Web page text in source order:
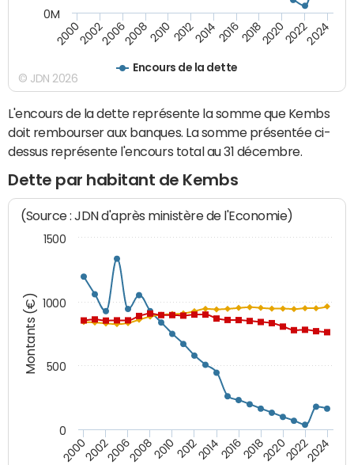
Encours de la dette
20002002200620082010 2012201420162018202020222024
0M
© JDN 2026
L'encours de la dette représente la somme que Kembs
doit rembourser aux banques. La somme présentée ci-
dessus représente l'encours total au 31 décembre.
Dette par habitant de Kembs
Montants (€)
(Source : JDN d'après ministère de l'Economie)
200020022006200820102012201420162018202020222024
0
500
1000
1500